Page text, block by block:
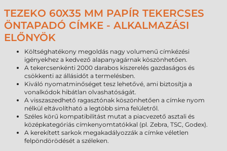
TEZEKO 60X35 MM PAPÍR TEKERCSES
ÖNTAPADÓ CÍMKE - ALKALMAZÁSI
ELŐNYÖK
Költséghatékony megoldás nagy volumenű címkézési
igényekhez a kedvező alapanyagárnak köszönhetően.
A tekercsenkénti 2000 darabos kiszerelés gazdaságos és
csökkenti az állásidőt a termelésben.
Kiváló nyomatminőséget tesz lehetővé, ami biztosítja a
vonalkódok hibátlan olvashatóságát.
A visszaszedhető ragasztónak köszönhetően a címke nyom
nélkül eltávolítható a legtöbb sima felületről.
Széles körű kompatibilitást mutat a piacvezető asztali és
középkategóriás címkenyomtatókkal (pl. Zebra, TSC, Godex).
A kerekített sarkok megakadályozzák a címke véletlen
felpöndörödését a széleken.